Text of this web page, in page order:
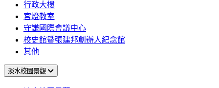
行政大樓
宮燈教室
守謙國際會議中心
校史館暨張建邦創辦人紀念館
其他
淡水校園景觀